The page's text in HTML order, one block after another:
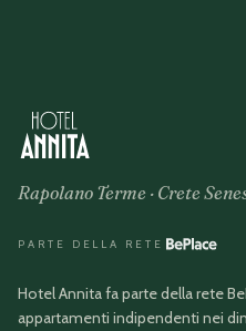
Rapolano Terme · Crete
PARTE DELLA RETE
Hotel Annitafa parte della rete
appartamenti indipendenti nei